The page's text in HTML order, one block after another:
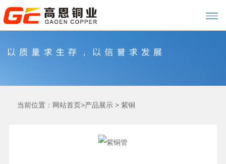
当前位置： 网站首页>产品展示 >紫铜